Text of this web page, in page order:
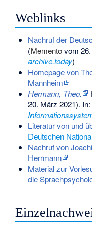
Weblinks
Nachruf der
(Mementovom 26.
archive.today)
Homepage von
Mannheim
Hermann, Theo.
20. März 2021). In:
Literatur von und
Deutschen
Nachruf von
Herrmann
Material zur
die